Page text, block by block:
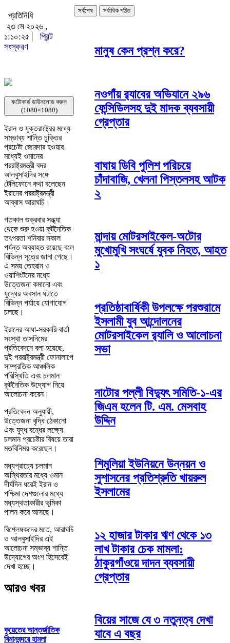
প্রতিনিধি
২৩ মে ২০২৬ ,
১:১০:২৫
প্রিন্ট
সংস্করণ
ফটোকার্ড ডাউনলোড করুন
(1080×1080)
ইরান ও যুক্তরাষ্ট্রের মধ্যে
সম্ভাব্য শান্তি চুক্তির
প্রচেষ্টা জোরদার হওয়ার
মধ্যেই ওমানের
পররাষ্ট্রমন্ত্রী বদর
আলবুসাইদির সঙ্গে
টেলিফোনে কথা বলেছেন
ইরানের পররাষ্ট্রমন্ত্রী
আব্বাস আরাঘচি।
গতকাল শুক্রবার সন্ধ্যা
থেকে শুরু হওয়া কূটনৈতিক
তৎপরতা শনিবার সকাল
পর্যন্ত অব্যাহত রয়েছে বলে
বিভিন্ন সূত্রে জানা গেছে।
এ সময় তেহরান ও
ওয়াশিংটনের মধ্যে
উত্তেজনা কমানো এবং
যুদ্ধের অবসান ঘটাতে
বিভিন্ন পর্যায়ে যোগাযোগ
চলছে।
ইরানের আধা-সরকারি বার্তা
সংস্থা তাসনিমের
প্রতিবেদনে বলা হয়েছে,
দুই পররাষ্ট্রমন্ত্রী ফোনালাপে
সাম্প্রতিক আঞ্চলিক
পরিস্থিতি এবং চলমান
কূটনৈতিক উদ্যোগ নিয়ে
আলোচনা করেন।
প্রতিবেদন অনুযায়ী,
উত্তেজনা বৃদ্ধি ঠেকানো
এবং যুদ্ধ বন্ধের লক্ষ্যে
চলমান প্রচেষ্টার বিষয়ে তারা
মতবিনিময় করেছেন।
মধ্যপ্রাচ্যে চলমান
অস্থিরতার মধ্যে ওমান
দীর্ঘদিন ধরেই ইরান ও
পশ্চিমা দেশগুলোর মধ্যে
মধ্যস্থতাকারীর ভূমিকা
পালন করে আসছে।
বিশ্লেষকদের মতে, আরাঘচি
ও আলবুসাইদির এই
আলোচনা সম্ভাব্য শান্তি
উদ্যোগের অংশ হিসেবেই
দেখা হচ্ছে।
আরও খবর
কুয়েতের আন্তর্জাতিক
বিমানবন্দরে হামলা
সর্বশেষ সর্বাধিক পঠিত
মানুষ কেন প্রশ্ন করে?
নওগাঁয় র‌্যাবের অভিযানে ২৯৬
ফেন্সিডিলসহ দুই মাদক ব্যবসায়ী
গ্রেপ্তার
বাঘায় ডিবি পুলিশ পরিচয়ে
চাঁদাবাজি, খেলনা পিস্তলসহ আটক
২
মান্দায় মোটরসাইকেল-অটোর
মুখোমুখি সংঘর্ষে যুবক নিহত, আহত
১
প্রতিষ্ঠাবার্ষিকী উপলক্ষে পরশুরামে
ইসলামী যুব আন্দোলনের
মোটরসাইকেল র‌্যালি ও আলোচনা
সভা
নাটোর পল্লী বিদ্যুৎ সমিতি-১-এর
জিএম হলেন টি. এম. মেসবাহ
উদ্দিন
শিমুলিয়া ইউনিয়নে উন্নয়ন ও
সুশাসনের প্রতিশ্রুতি খায়রুল
ইসলামের
১২ হাজার টাকার ঋণ থেকে ১৩
লাখ টাকার চেক মামলা:
ঠাকুরগাঁওয়ে দাদন ব্যবসায়ী
গ্রেপ্তার
বিয়ের সাজে যে ৩ নতুনত্ব দেখা
যাবে এ বছর